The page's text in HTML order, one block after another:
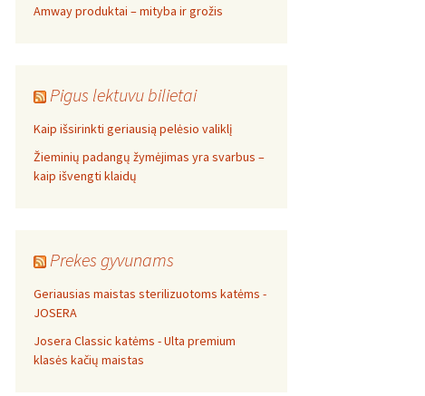
Amway produktai – mityba ir grožis
Pigus lektuvu bilietai
Kaip išsirinkti geriausią pelėsio valiklį
Žieminių padangų žymėjimas yra svarbus –
kaip išvengti klaidų
Prekes gyvunams
Geriausias maistas sterilizuotoms katėms -
JOSERA
Josera Classic katėms - Ulta premium
klasės kačių maistas